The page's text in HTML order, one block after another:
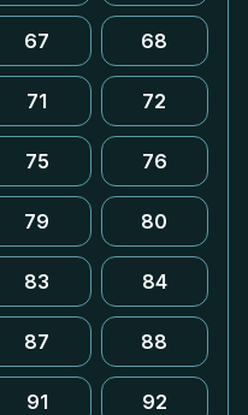
67 68
71 72
75 76
79 80
83 84
87 88
91 92